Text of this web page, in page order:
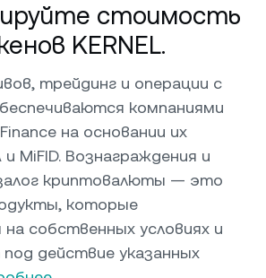
стоимость
KERNEL.
трейдинг и операции с
компаниями
на основании их
и MiFID. Вознаграждения и
криптовалюты — это
которые
собственных условиях и
действие указанных